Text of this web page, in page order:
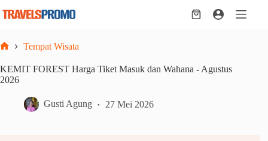
Shopping
Tempat Wisata
KEMIT FOREST Harga Tiket Masuk dan Wahana - Agustus
2026
Gusti Agung 27 Mei 2026